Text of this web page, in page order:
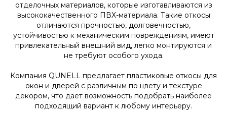
отделочных материалов, которые изготавливаются из
высококачественного ПВХ-материала. Такие откосы
отличаются прочностью, долговечностью,
устойчивостью к механическим повреждениям, имеют
привлекательный внешний вид, легко монтируются и
не требуют особого ухода.
Компания QUNELL предлагает пластиковые откосы для
окон и дверей с различным по цвету и текстуре
декором, что дает возможность подобрать наиболее
подходящий вариант к любому интерьеру.